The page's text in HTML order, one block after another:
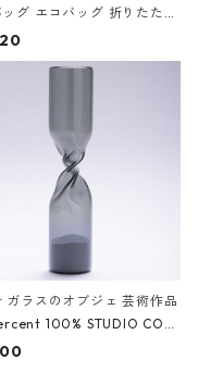
グ エコバッグ 折りたたみ
撥水加工 収納ポーチ CRO
Black クロコダイル/ブラ
ガラスのオブジェ 芸術作品
100% STUDIO COH
100パーセント ス